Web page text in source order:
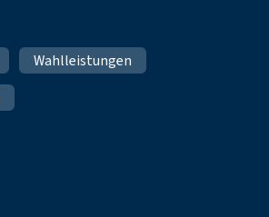
Wahlleistungen